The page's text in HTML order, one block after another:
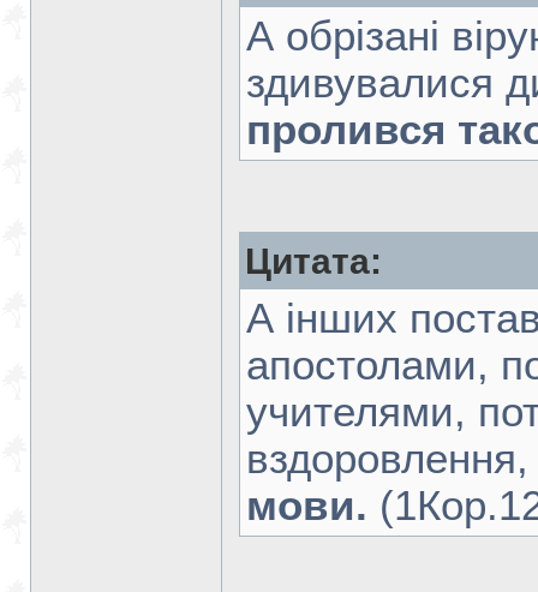
А обрізані
здивувалися
пролився
Цитата:
А інших
апостолами,
учителями,
мови.